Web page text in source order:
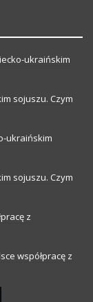
ukraińskim
sojuszu. Czym
ukraińskim
sojuszu. Czym
z
współpracę z